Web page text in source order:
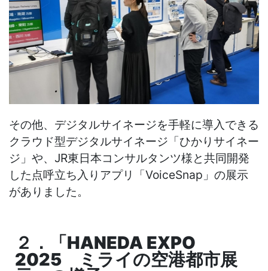
その他、デジタルサイネージを手軽に導入できる
クラウド型デジタルサイネージ「ひかりサイネー
ジ」や、 JR東日本コンサルタンツ様と共同開発
した点呼立ち入りアプリ
「VoiceSnap 」の展示
がありました。
２．「HANEDA EXPO
2025 ミライの空港都市展